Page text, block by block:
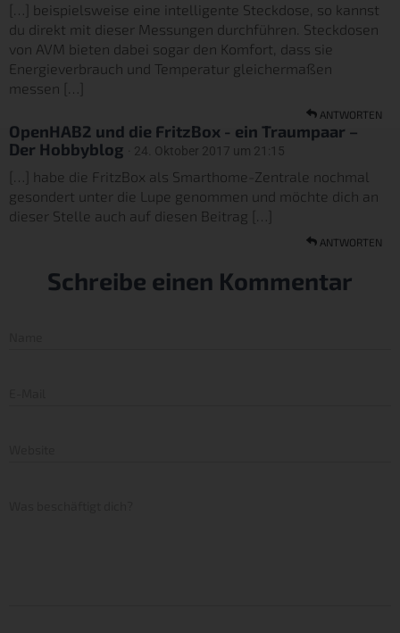
[…] beispielsweise eine intelligente Steckdose, so kannst
du direkt mit dieser Messungen durchführen. Steckdosen
von AVM bieten dabei sogar den Komfort, dass sie
Energieverbrauch und Temperatur gleichermaßen
messen […]
ANTWORTEN
OpenHAB2 und die FritzBox - ein Traumpaar –
Der Hobbyblog
· 24. Oktober 2017 um 21:15
[…] habe die FritzBox als Smarthome-Zentrale nochmal
gesondert unter die Lupe genommen und möchte dich an
dieser Stelle auch auf diesen Beitrag […]
ANTWORTEN
Schreibe einen Kommentar